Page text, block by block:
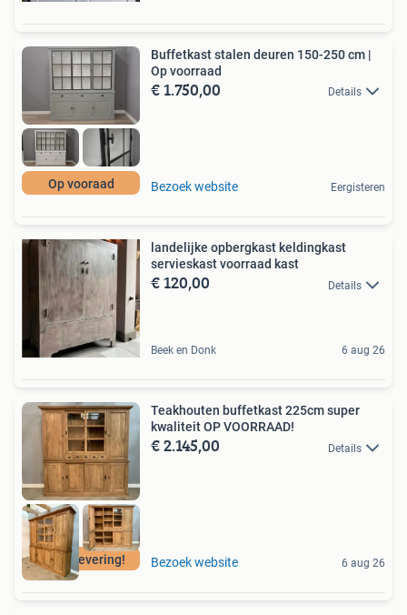
Op vooraad
Buffetkast stalen deuren 150-250 cm |
Op voorraad
€ 1.750,00 Details
Bezoek website Eergisteren
landelijke opbergkast keldingkast
servieskast voorraad kast
€ 120,00 Details
Beek en Donk 6 aug 26
Gratis levering!
Teakhouten buffetkast 225cm super
kwaliteit OP VOORRAAD!
€ 2.145,00 Details
Bezoek website 6 aug 26